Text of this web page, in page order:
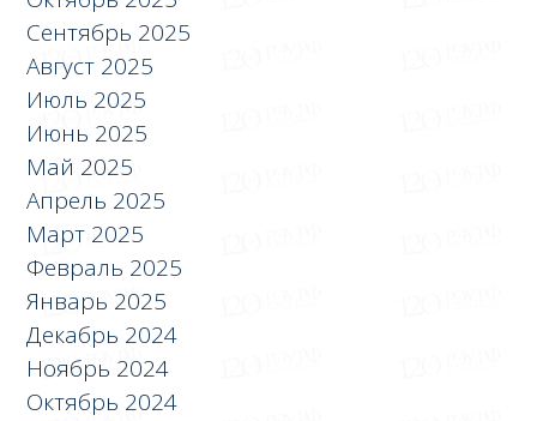
Сентябрь 2025
Август 2025
Июль 2025
Июнь 2025
Май 2025
Апрель 2025
Март 2025
Февраль 2025
Январь 2025
Декабрь 2024
Ноябрь 2024
Октябрь 2024